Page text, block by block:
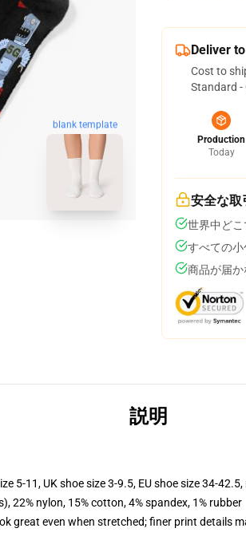
blank template
Deliver
Cost to
Standard -
Production
Today
安全な取
世界中ど
すべての
商品が届
説明
5-11, UK shoe size 3-9.5, EU shoe size 34-
22% nylon, 15% cotton, 4% spandex, 1% rubber
great even when stretched; finer print details